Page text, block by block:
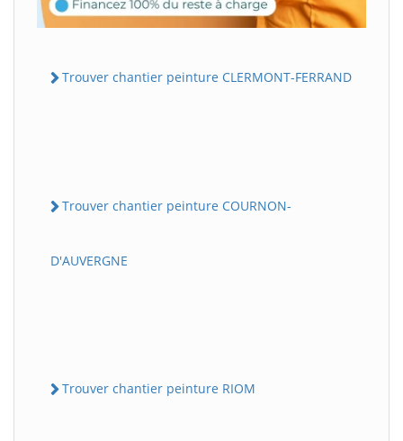
Trouver chantier peinture CLERMONT-FERRAND
Trouver chantier peinture COURNON-
D'AUVERGNE
Trouver chantier peinture RIOM